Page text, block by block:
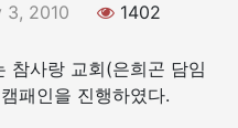
3, 2010 1402
참사랑 교회(은희곤 담임
패인을 진행하였다.